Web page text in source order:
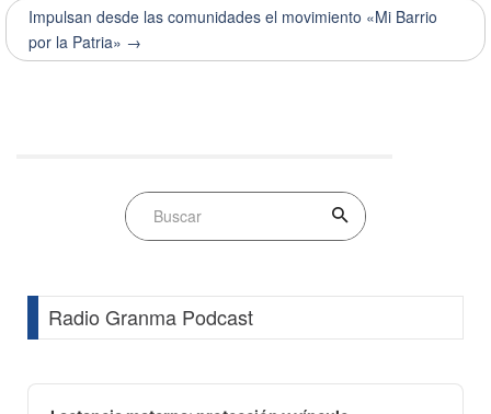
Impulsan desde las comunidades el movimiento «Mi Barrio
por la Patria» →
Radio Granma Podcast
Audio